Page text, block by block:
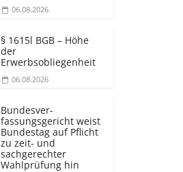
06.08.2026
§ 1615l BGB – Höhe
der
Erwerbsobliegenheit
06.08.2026
Bundesver­
fassungsgericht weist
Bundestag auf Pflicht
zu zeit- und
sachgerechter
Wahlprüfung hin